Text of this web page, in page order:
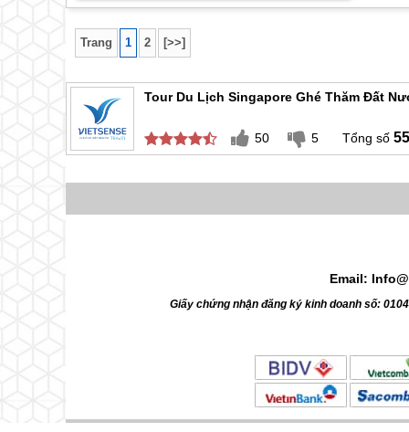
những
Trang 1 2 [>>]
Tour Du Lịch Singapore Ghé Thăm Đất
50 5 55
Email:
Giấy chứng nhận đăng ký kinh doanh số: